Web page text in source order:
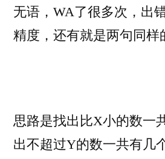
无语，WA了很多次，出
精度，还有就是两句同样
思路是找出比X小的数一
出不超过Y的数一共有几